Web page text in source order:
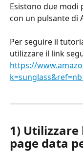
Esistono due
con un pulsante di
Per seguire il
utilizzare il link
https://
1) Utilizzare
page data